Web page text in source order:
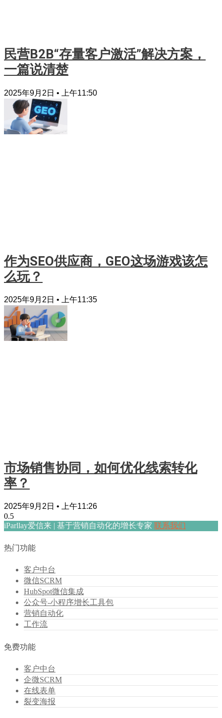
民营B2B“存量客户激活”解决方案，
一篇说清楚
2025年9月2日 上午11:50
作为SEO供应商，GEO这场游戏该怎
么玩？
2025年9月2日 上午11:35
市场销售协同，如何优化线索转化
率？
2025年9月2日 上午11:26
iParllay爱信来 | 基于营销自动化的增长专家 联系我们
热门功能
客户中台
微信SCRM
HubSpot微信集成
公众号-小程序增长工具包
营销自动化
工作流
免费功能
客户中台
企微SCRM
在线表单
裂变海报